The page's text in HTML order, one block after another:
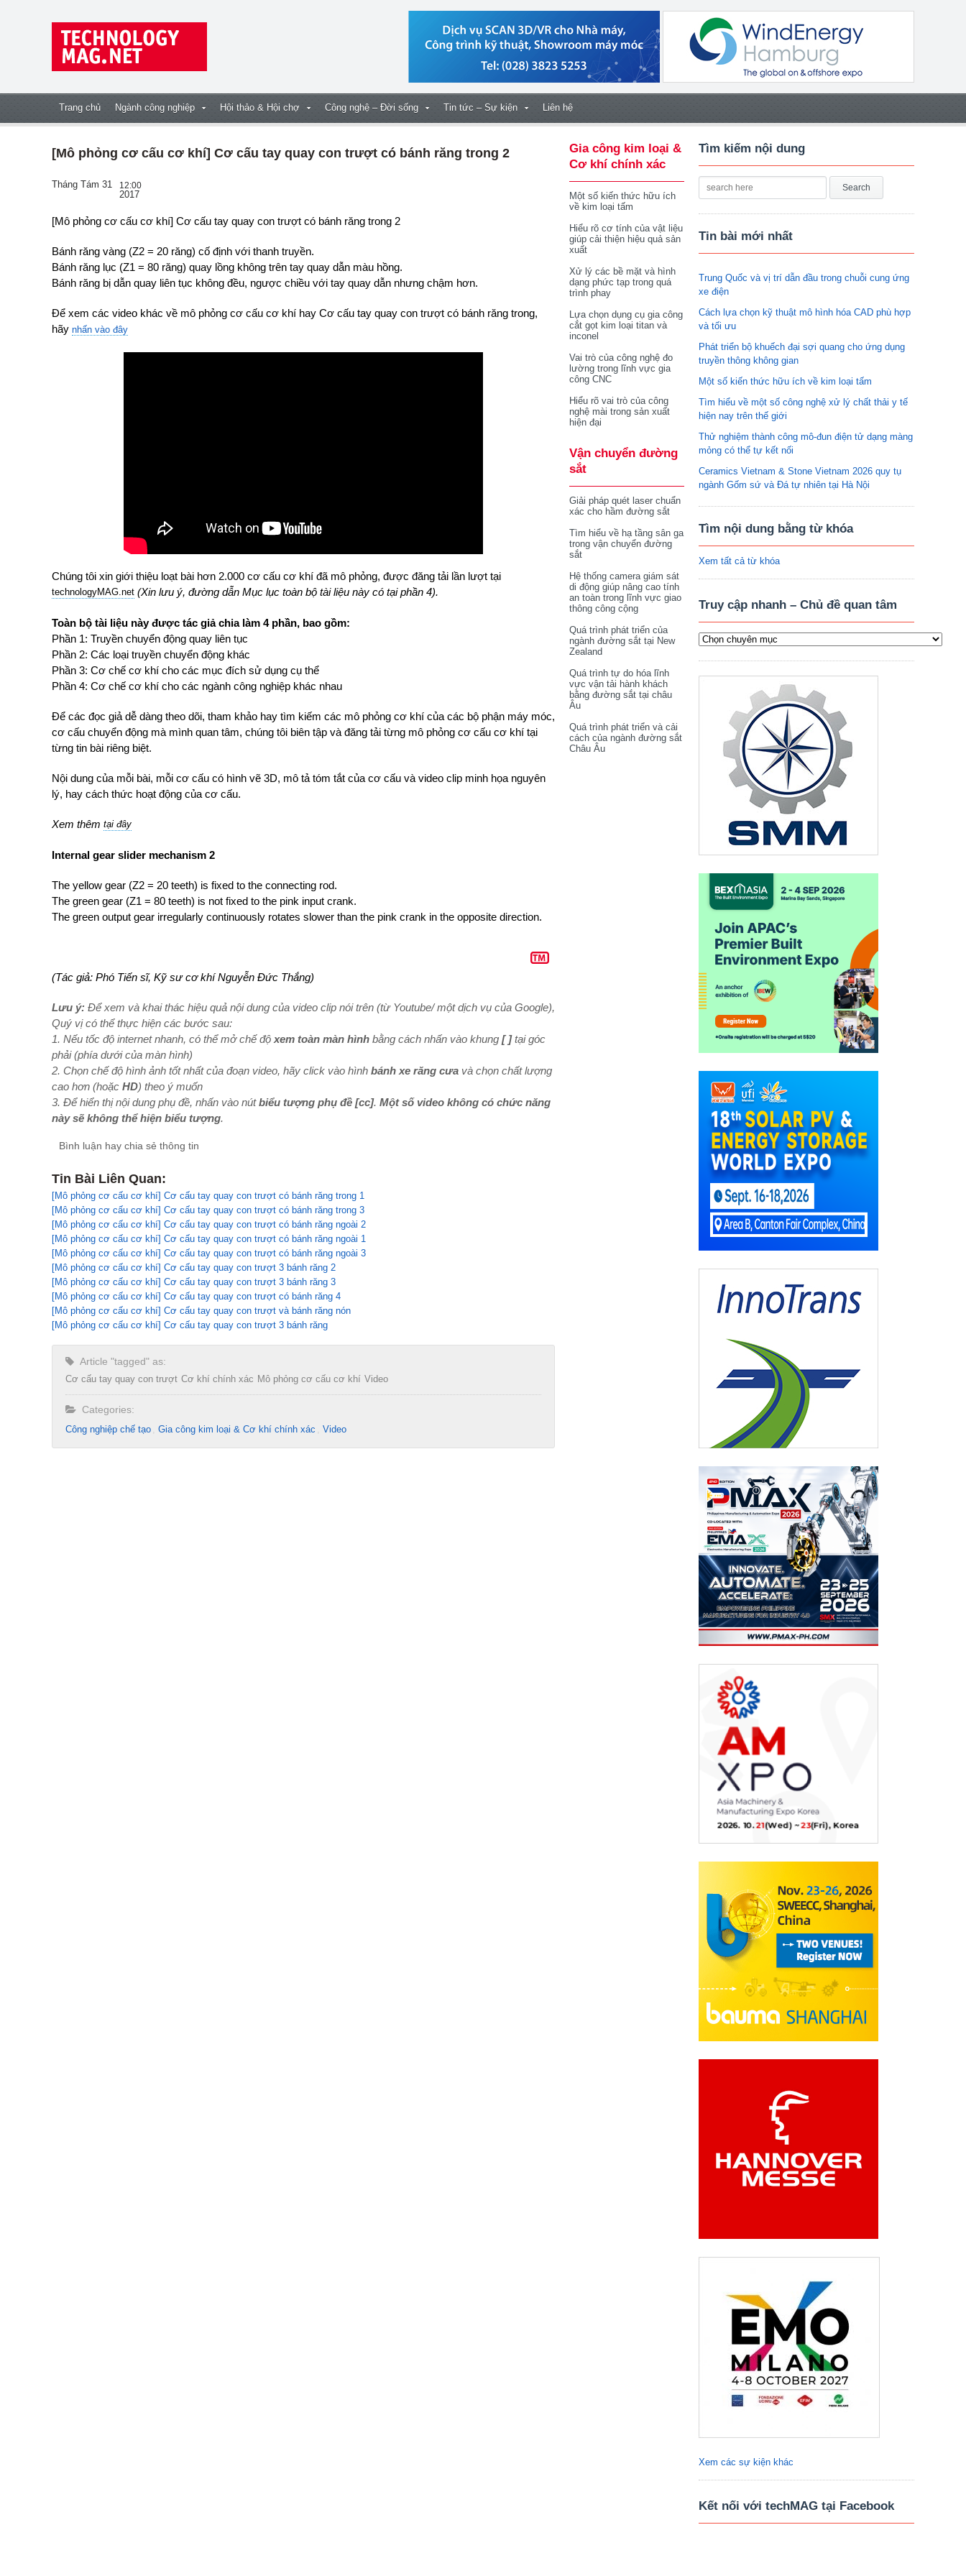
Trang chủ Ngành công nghiệp Hội thảo & Hội chợ Công nghệ – Đời sống Tin tức – Sự kiện Liên hệ
[Mô phỏng cơ cấu cơ khí] Cơ cấu tay quay con trượt có bánh răng trong 2
Tháng Tám 31 12:00
2017
[Mô phỏng cơ cấu cơ khí] Cơ cấu tay quay con trượt có bánh răng trong 2
Bánh răng vàng (Z2 = 20 răng) cố định với thanh truyền.
Bánh răng lục (Z1 = 80 răng) quay lồng không trên tay quay dẫn màu hồng.
Bánh răng bị dẫn quay liên tục không đều, ngược chiều với tay quay dẫn nhưng chậm hơn.
Để xem các video khác về mô phỏng cơ cấu cơ khí hay Cơ cấu tay quay con trượt có bánh răng trong,
hãy nhấn vào đây
Chúng tôi xin giới thiệu loạt bài hơn 2.000 cơ cấu cơ khí đã mô phỏng, được đăng tải lần lượt tại
technologyMAG.net (Xin lưu ý, đường dẫn Mục lục toàn bộ tài liệu này có tại phần 4).
Toàn bộ tài liệu này được tác giả chia làm 4 phần, bao gồm:
Phần 1: Truyền chuyển động quay liên tục
Phần 2: Các loại truyền chuyển động khác
Phần 3: Cơ chế cơ khí cho các mục đích sử dụng cụ thể
Phần 4: Cơ chế cơ khí cho các ngành công nghiệp khác nhau
Để các đọc giả dễ dàng theo dõi, tham khảo hay tìm kiếm các mô phỏng cơ khí của các bộ phận máy móc,
cơ cấu chuyển động mà mình quan tâm, chúng tôi biên tập và đăng tải từng mô phỏng cơ cấu cơ khí tại
từng tin bài riêng biệt.
Nội dung của mỗi bài, mỗi cơ cấu có hình vẽ 3D, mô tả tóm tắt của cơ cấu và video clip minh họa nguyên
lý, hay cách thức hoạt động của cơ cấu.
Xem thêm tại đây
Internal gear slider mechanism 2
The yellow gear (Z2 = 20 teeth) is fixed to the connecting rod.
The green gear (Z1 = 80 teeth) is not fixed to the pink input crank.
The green output gear irregularly continuously rotates slower than the pink crank in the opposite direction.
(Tác giả: Phó Tiến sĩ, Kỹ sư cơ khí Nguyễn Đức Thắng)
Lưu ý: Để xem và khai thác hiệu quả nội dung của video clip nói trên (từ Youtube/ một dịch vụ của Google),
Quý vị có thể thực hiện các bước sau:
1. Nếu tốc độ internet nhanh, có thể mở chế độ xem toàn màn hình bằng cách nhấn vào khung [ ] tại góc
phải (phía dưới của màn hình)
2. Chọn chế độ hình ảnh tốt nhất của đoạn video, hãy click vào hình bánh xe răng cưa và chọn chất lượng
cao hơn (hoặc HD) theo ý muốn
3. Để hiển thị nội dung phụ đề, nhấn vào nút biểu tượng phụ đề [cc]. Một số video không có chức năng
này sẽ không thể hiện biểu tượng.
Bình luận hay chia sẻ thông tin
Tin Bài Liên Quan:
[Mô phỏng cơ cấu cơ khí] Cơ cấu tay quay con trượt có bánh răng trong 1
[Mô phỏng cơ cấu cơ khí] Cơ cấu tay quay con trượt có bánh răng trong 3
[Mô phỏng cơ cấu cơ khí] Cơ cấu tay quay con trượt có bánh răng ngoài 2
[Mô phỏng cơ cấu cơ khí] Cơ cấu tay quay con trượt có bánh răng ngoài 1
[Mô phỏng cơ cấu cơ khí] Cơ cấu tay quay con trượt có bánh răng ngoài 3
[Mô phỏng cơ cấu cơ khí] Cơ cấu tay quay con trượt 3 bánh răng 2
[Mô phỏng cơ cấu cơ khí] Cơ cấu tay quay con trượt 3 bánh răng 3
[Mô phỏng cơ cấu cơ khí] Cơ cấu tay quay con trượt có bánh răng 4
[Mô phỏng cơ cấu cơ khí] Cơ cấu tay quay con trượt và bánh răng nón
[Mô phỏng cơ cấu cơ khí] Cơ cấu tay quay con trượt 3 bánh răng
Article "tagged" as:
Cơ cấu tay quay con trượt Cơ khí chính xác Mô phỏng cơ cấu cơ khí Video
Categories:
Công nghiệp chế tạo​ Gia công kim loại & Cơ khí chính xác Video
Gia công kim loại &
Cơ khí chính xác
Một số kiến thức hữu ích
về kim loại tấm
Hiểu rõ cơ tính của vật liệu
giúp cải thiện hiệu quả sản
xuất
Xử lý các bề mặt và hình
dạng phức tạp trong quá
trình phay
Lựa chọn dụng cụ gia công
cắt gọt kim loại titan và
inconel
Vai trò của công nghệ đo
lường trong lĩnh vực gia
công CNC
Hiểu rõ vai trò của công
nghệ mài trong sản xuất
hiện đại
Vận chuyển đường
sắt
Giải pháp quét laser chuẩn
xác cho hầm đường sắt
Tìm hiểu về hạ tầng sân ga
trong vận chuyển đường
sắt
Hệ thống camera giám sát
di động giúp nâng cao tính
an toàn trong lĩnh vực giao
thông công cộng
Quá trình phát triển của
ngành đường sắt tại New
Zealand
Quá trình tự do hóa lĩnh
vực vận tải hành khách
bằng đường sắt tại châu
Âu
Quá trình phát triển và cải
cách của ngành đường sắt
Châu Âu
Tìm kiếm nội dung
Tin bài mới nhất
Trung Quốc và vị trí dẫn đầu trong chuỗi cung ứng
xe điện
Cách lựa chọn kỹ thuật mô hình hóa CAD phù hợp
và tối ưu
Phát triển bộ khuếch đại sợi quang cho ứng dụng
truyền thông không gian
Một số kiến thức hữu ích về kim loại tấm
Tìm hiểu về một số công nghệ xử lý chất thải y tế
hiện nay trên thế giới
Thử nghiệm thành công mô-đun điện tử dạng màng
mỏng có thể tự kết nối
Ceramics Vietnam & Stone Vietnam 2026 quy tụ
ngành Gốm sứ và Đá tự nhiên tại Hà Nội
Tìm nội dung bằng từ khóa
Xem tất cả từ khóa
Truy cập nhanh – Chủ đề quan tâm
Xem các sự kiện khác
Kết nối với techMAG tại Facebook